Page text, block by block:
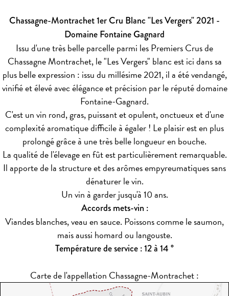
Chassagne-Montrachet 1er Cru Blanc "Les Vergers" 2021 -
Domaine Fontaine Gagnard
Issu d'une très belle parcelle parmi les Premiers Crus de
Chassagne Montrachet, le "Les Vergers" blanc est ici dans sa
plus belle expression : issu du millésime 2021, il a été vendangé,
vinifié et élevé avec élégance et précision par le réputé domaine
Fontaine-Gagnard.
C'est un vin rond, gras, puissant et opulent, onctueux et d'une
complexité aromatique difficile à égaler ! Le plaisir est en plus
prolongé grâce à une très belle longueur en bouche.
La qualité de l'élevage en fût est particulièrement remarquable.
Il apporte de la structure et des arômes empyreumatiques sans
dénaturer le vin.
Un vin à garder jusqu'à 10 ans.
Accords mets-vin :
Viandes blanches, veau en sauce. Poissons comme le saumon,
mais aussi homard ou langouste.
Température de service : 12 à 14 °
Carte de l'appellation Chassagne-Montrachet :